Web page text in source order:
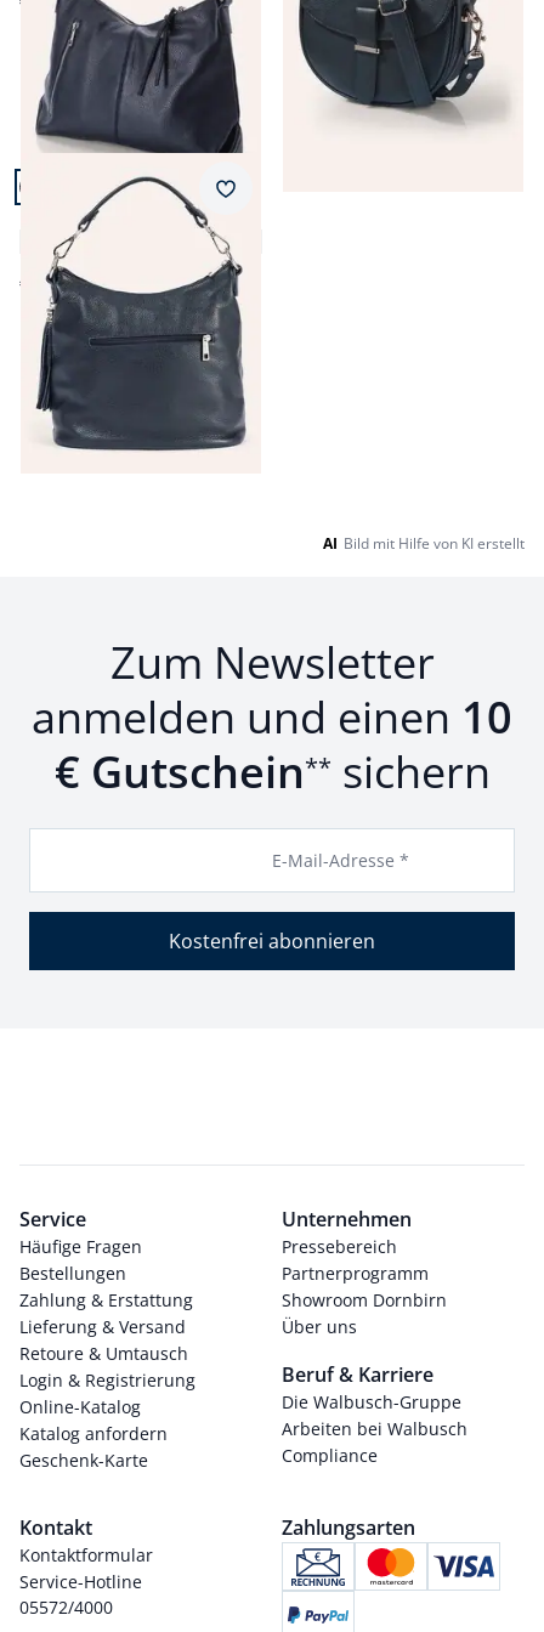
Artikel 3 von 3.
+2
Leder-Handtasche
€ 149,99
Merkzettel
Seite 1 geladen. Zeige Produkte 1 bis 3 von 3.
AI Bild mit Hilfe von KI erstellt
Zum Newsletter
anmelden und einen 10
€ Gutschein** sichern
E-Mail-Adresse *
Kostenfrei abonnieren
Service
Häufige Fragen
Bestellungen
Zahlung & Erstattung
Lieferung & Versand
Retoure & Umtausch
Login & Registrierung
Online-Katalog
Katalog anfordern
Geschenk-Karte
Unternehmen
Pressebereich
Partnerprogramm
Showroom Dornbirn
Über uns
Beruf & Karriere
Die Walbusch-Gruppe
Arbeiten bei Walbusch
Compliance
Kontakt
Kontaktformular
Service-Hotline
05572/4000
Zahlungsarten